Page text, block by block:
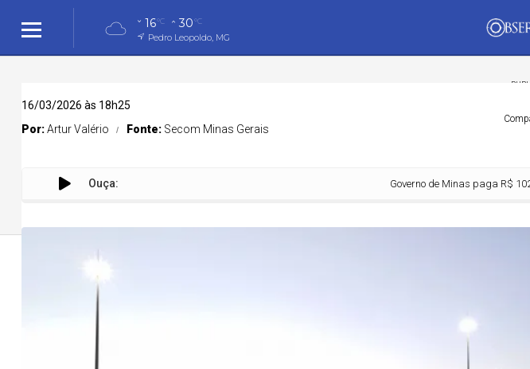
16°C 30°C
Pedro Leopoldo, MG
Cidades
16/03/2026 às 18h25
Por:Artur Valério Fonte: Secom Minas Gerais
Ouça: Governo de Minas paga R$ 102